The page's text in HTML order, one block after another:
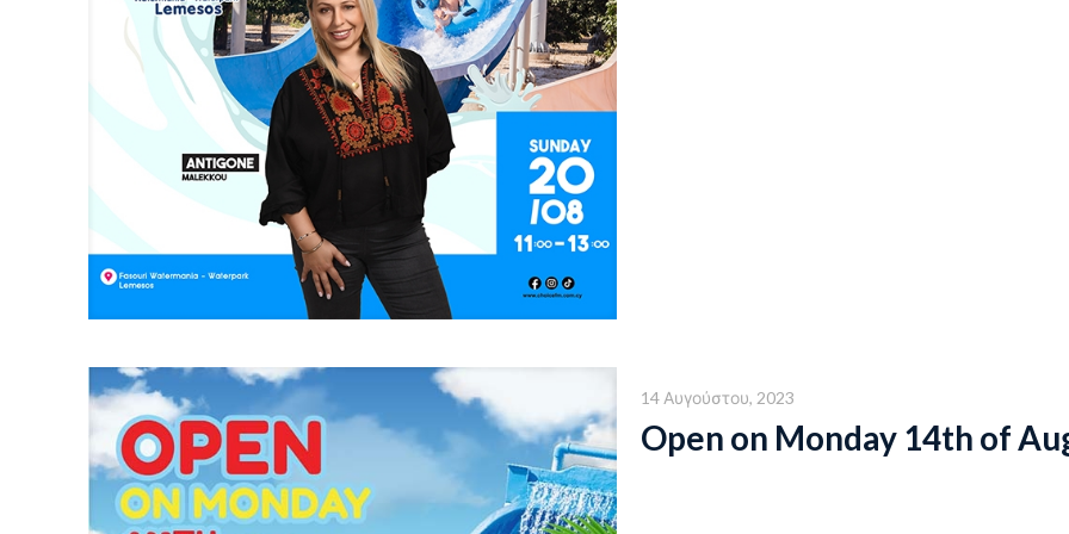
14 Αυγούστου, 2023
Open on Monday 14th of